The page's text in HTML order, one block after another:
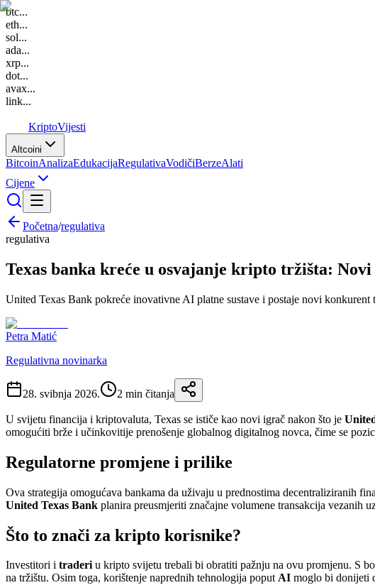
btc...
eth...
sol...
ada...
xrp...
dot...
avax...
link...
KriptoVijesti
Altcoini
BitcoinAnalizaEdukacijaRegulativaVodičiBerzeAlati
Cijene
Početna/regulativa
regulativa
Texas banka kreće u osvajanje kripto tržišta:
United Texas Bank pokreće inovativne AI platne sustave i postaje novi
Petra Matić
Regulativna novinarka
28. svibnja 2026. 2 min čitanja
U svijetu financija i kriptovaluta, Texas se ističe kao novi igrač nakon što je
omogućiti brže i učinkovitije prenošenje globalnog digitalnog novca, čime se
Regulatorne promjene i prilike
Ova strategija omogućava bankama da uživaju u prednostima decentraliziranih
United Texas Bank planira preusmjeriti značajne volumene transakcija vezanih
Što to znači za kripto korisnike?
Investitori i traderiu kripto svijetu trebali bi obratiti pažnju na ovu promjenu. S
na tržištu. Osim toga, korištenje naprednih tehnologija poputAI moglo bi donijeti